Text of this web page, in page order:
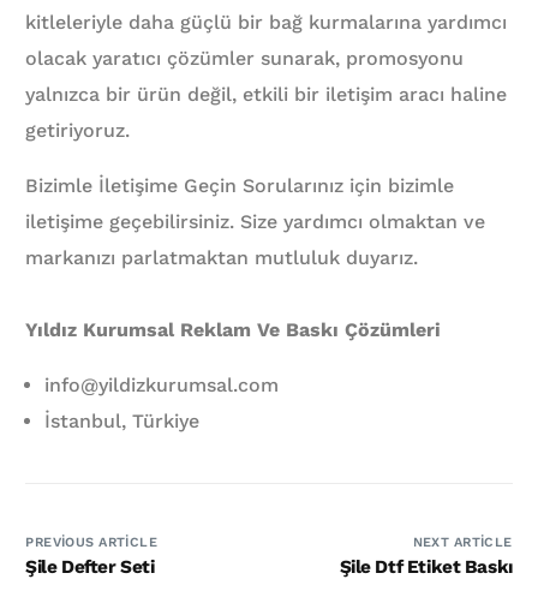
kitleleriyle daha güçlü bir bağ kurmalarına yardımcı
olacak yaratıcı çözümler sunarak, promosyonu
yalnızca bir ürün değil, etkili bir iletişim aracı haline
getiriyoruz.
Bizimle İletişime Geçin Sorularınız için bizimle
iletişime geçebilirsiniz. Size yardımcı olmaktan ve
markanızı parlatmaktan mutluluk duyarız.
Yıldız Kurumsal Reklam Ve Baskı Çözümleri
info@yildizkurumsal.com
İstanbul, Türkiye
PREVIOUS ARTICLE
Şile Defter Seti
NEXT ARTICLE
Şile Dtf Etiket Baskı